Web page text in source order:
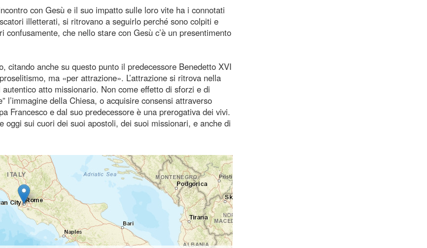
con Gesù e il suo impatto sulle loro vite ha i connotati
illetterati, si ritrovano a seguirlo perché sono colpiti e
che nello stare con Gesù c’è un presentimento
citando anche su questo punto il predecessore Benedetto XVI
ma «per attrazione». L’attrazione si ritrova nella
atto missionario. Non come effetto di sforzi e di
l’immagine della Chiesa, o acquisire consensi attraverso
Francesco e dal suo predecessore è una prerogativa dei vivi.
sui cuori dei suoi apostoli, dei suoi missionari, e anche di